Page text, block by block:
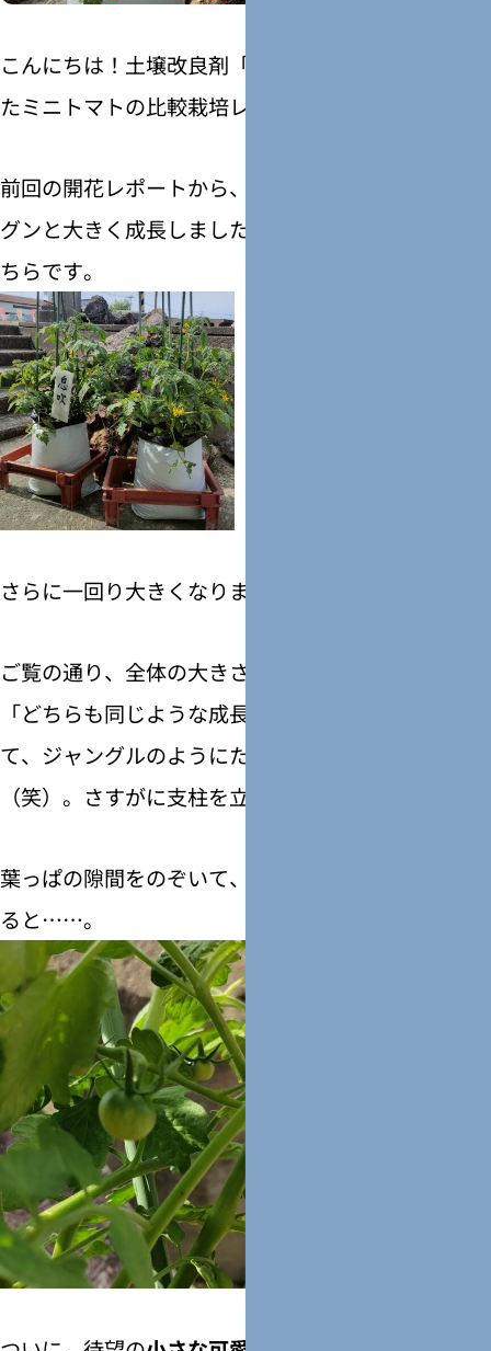
こんにちは！土壌改良剤「息吹プレミアム」を使っ
たミニトマトの比較栽培レビュー、第3回目です。
前回の開花レポートから、トマトたちはさらにグン
グンと大きく成長しました！ 現在の全体の様子がこ
ちらです。
さらに一回り大きくなりました！
ご覧の通り、全体の大きさや葉の茂り方は、今回も
「どちらも同じような成長具合」。 仲良くそろっ
て、ジャングルのようにたくましく育っています
（笑）。さすがに支柱を立てました。
葉っぱの隙間をのぞいて、じっくり近づいて見てみ
ると……。